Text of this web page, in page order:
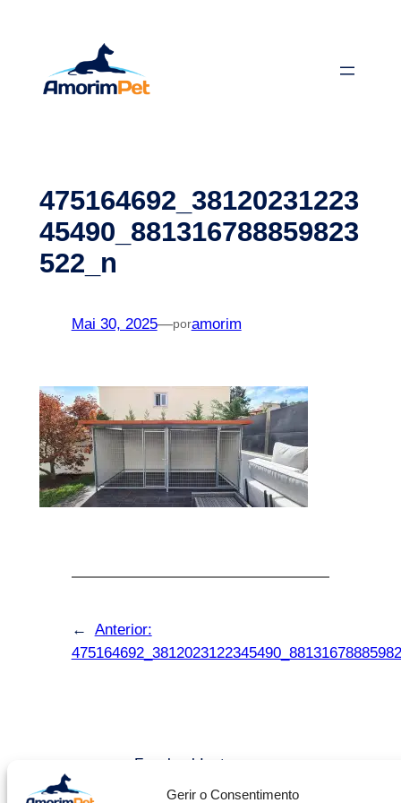
Gerir o Consentimento
conteúdo
475164692_38120231223
45490_881316788859823
522_n
Mai 30, 2025—poramorim
←
Anterior:
Facebook Instagram